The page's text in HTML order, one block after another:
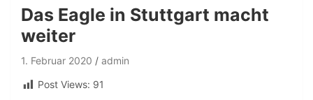
Das Eagle in Stuttgart macht
weiter
1. Februar 2020
admin
Post Views: 91